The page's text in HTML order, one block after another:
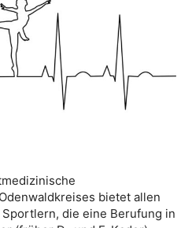
bietet allen
die eine Berufung in